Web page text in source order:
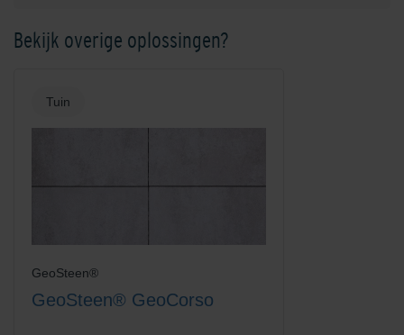
Bekijk overige oplossingen?
Tuin
GeoSteen®
GeoSteen® GeoCorso